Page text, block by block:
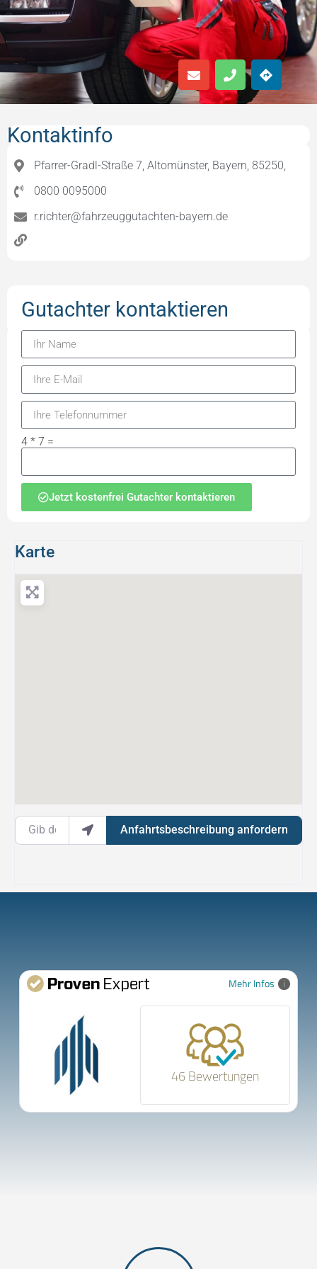
Karte
Gib deinen Standort ein.
Anfahrtsbeschreibung anfordern
Kontaktinfo
Pfarrer-Gradl-Straße 7, Altomünster, Bayern, 85250,
0800 0095000
r.richter@fahrzeuggutachten-bayern.de
Gutachter kontaktieren
4 * 7 =
Jetzt kostenfrei Gutachter kontaktieren
Mehr Infos
46 Bewertungen